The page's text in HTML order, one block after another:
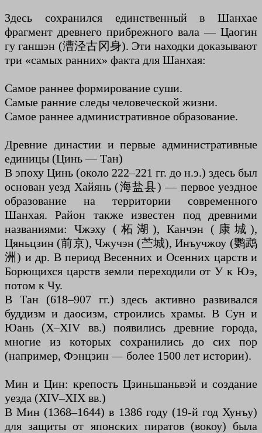
Здесь сохранился единственный в Шанхае
фрагмент древнего прибрежного вала — Цаогин
гу ганшэн (漕泾古冈身). Эти находки доказывают
три «самых ранних» факта для Шанхая:
Самое раннее формирование суши.
Самые ранние следы человеческой жизни.
Самое раннее административное образование.
Древние династии и первые административные
единицы (Цинь — Тан)
В эпоху Цинь (около 222–221 гг. до н.э.) здесь был
основан уезд Хайянь (海盐县) — первое уездное
образование на территории современного
Шанхая. Район также известен под древними
названиями: Чжэху (柘湖), Канчэн (康城),
Цяньцзин (前京), Чжучэн (苎城), Инъучжоу (鹦鹉
洲) и др. В период Весенних и Осенних царств и
Борющихся царств земли переходили от У к Юэ,
потом к Чу.
В Тан (618–907 гг.) здесь активно развивался
буддизм и даосизм, строились храмы. В Сун и
Юань (X–XIV вв.) появились древние города,
многие из которых сохранились до сих пор
(например, Фэнцзин — более 1500 лет истории).
Мин и Цин: крепость Цзиньшаньвэй и создание
уезда (XIV–XIX вв.)
В Мин (1368–1644) в 1386 году (19-й год Хунъу)
для защиты от японских пиратов (вокоу) была